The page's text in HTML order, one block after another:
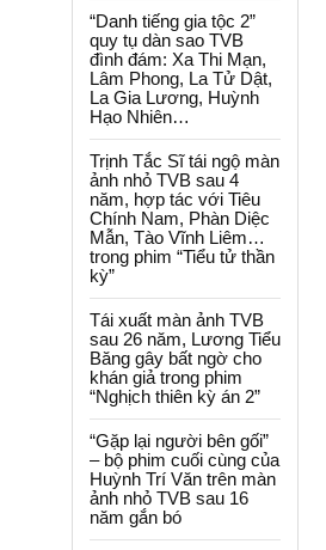
“Danh tiếng gia tộc 2”
quy tụ dàn sao TVB
đình đám: Xa Thi Mạn,
Lâm Phong, La Tử Dật,
La Gia Lương, Huỳnh
Hạo Nhiên…
Trịnh Tắc Sĩ tái ngộ màn
ảnh nhỏ TVB sau 4
năm, hợp tác với Tiêu
Chính Nam, Phàn Diệc
Mẫn, Tào Vĩnh Liêm…
trong phim “Tiểu tử thần
kỳ”
Tái xuất màn ảnh TVB
sau 26 năm, Lương Tiểu
Băng gây bất ngờ cho
khán giả trong phim
“Nghịch thiên kỳ án 2”
“Gặp lại người bên gối”
– bộ phim cuối cùng của
Huỳnh Trí Văn trên màn
ảnh nhỏ TVB sau 16
năm gắn bó